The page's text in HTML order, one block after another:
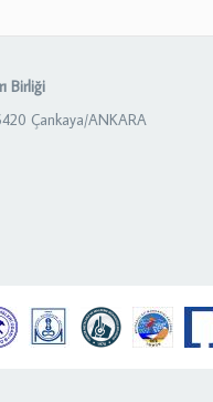
Birliği
Çankaya/ANKARA